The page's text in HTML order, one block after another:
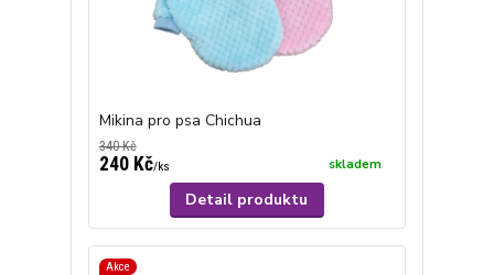
Mikina pro psa Chichua
340 Kč
240 Kč/ks skladem
Detail produktu
Akce